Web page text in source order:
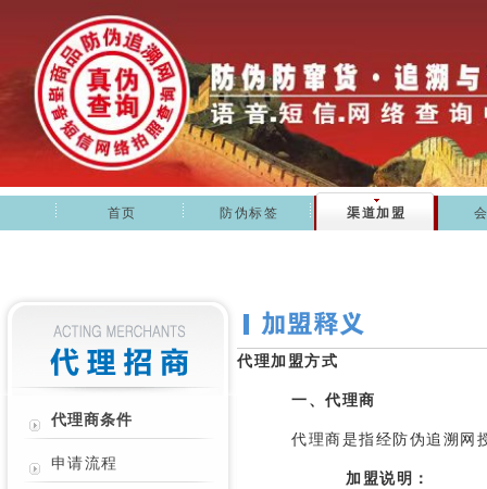
首页 防伪标签 渠道加盟
代理商条件
申请流程
代理加盟方式
一、代理商
代理商是指经防伪追溯网
加盟说明：